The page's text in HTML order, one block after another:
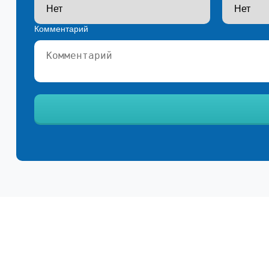
Комментарий